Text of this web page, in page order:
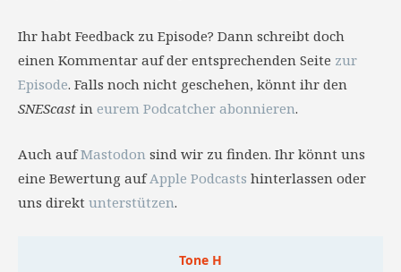
Ihr habt Feedback zu Episode? Dann schreibt doch
einen Kommentar auf der entsprechenden Seite zur
Episode. Falls noch nicht geschehen, könnt ihr den
SNEScast in eurem Podcatcher abonnieren.
Auch aufMastodon sind wir zu finden. Ihr könnt uns
eine Bewertung aufApple Podcasts hinterlassen oder
uns direkt unterstützen.